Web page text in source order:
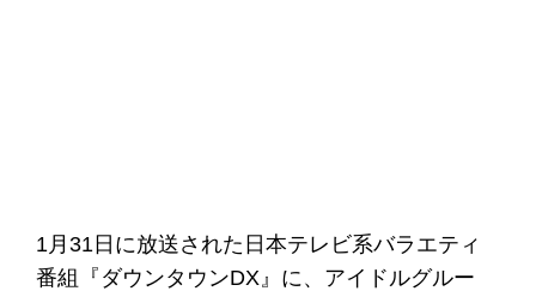
1月31日に放送された日本テレビ系バラエティ
番組『ダウンタウンDX』に、アイドルグルー